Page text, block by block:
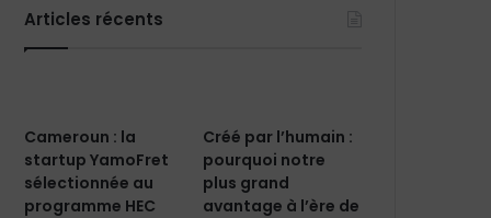
Articles récents
Cameroun : la
startup YamoFret
sélectionnée au
programme HEC
Créé par l’humain :
pourquoi notre
plus grand
avantage à l’ère de